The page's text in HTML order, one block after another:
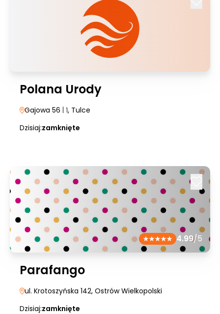
Polana Urody
Gajowa 56 | 1, Tulce
Dzisiaj:zamknięte
4.99/5
Parafango
ul. Krotoszyńska 142, Ostrów Wielkopolski
Dzisiaj:zamknięte